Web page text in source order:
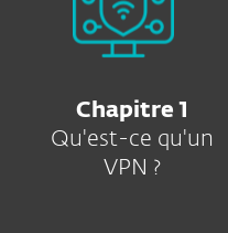
Chapitre 1
Qu'est-ce qu'un
VPN ?